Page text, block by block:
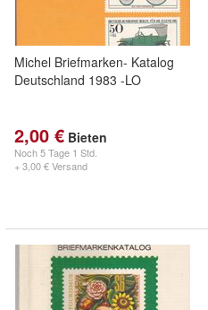
Michel Briefmarken- Katalog
Deutschland 1983 -LO
2,00 € Bieten
Noch5 Tage 1 Std.
+ 3,00 € Versand